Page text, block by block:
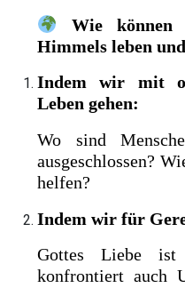
Wie können
Himmels leben
Indem wir mit
Leben gehen:
Wo sind
ausgeschlossen?
helfen?
Indem wir für
Gottes Liebe
konfrontiert auch